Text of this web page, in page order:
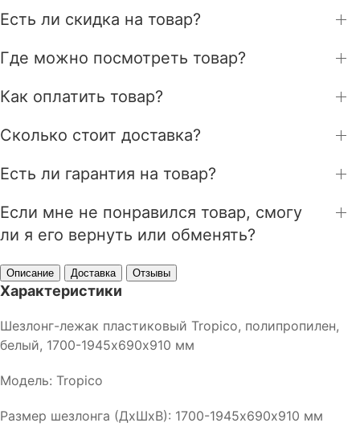
Есть ли скидка на товар?
Где можно посмотреть товар?
Как оплатить товар?
Сколько стоит доставка?
Есть ли гарантия на товар?
Если мне не понравился товар, смогу
ли я его вернуть или обменять?
Описание Доставка Отзывы
Характеристики
Шезлонг-лежак пластиковый Tropico, полипропилен,
белый, 1700-1945х690х910 мм
Модель: Tropico
Размер шезлонга (ДхШхВ): 1700-1945х690х910 мм